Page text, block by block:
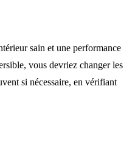
sain et une performance
vous devriez changer les
si nécessaire, en vérifiant